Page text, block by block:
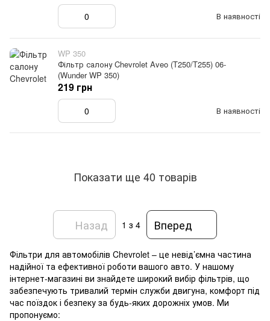
В наявності
WP 350
Фільтр салону Chevrolet Aveo (T250/T255) 06-
(Wunder WP 350)
В наявності
219 грн
Показати ще 40 товарів
Назад 1 з 4 Вперед
Фільтри для автомобілів Chevrolet – це невід’ємна частина
надійної та ефективної роботи вашого авто. У нашому
інтернет-магазині ви знайдете широкий вибір фільтрів, що
забезпечують тривалий термін служби двигуна, комфорт під
час поїздок і безпеку за будь-яких дорожніх умов. Ми
пропонуємо: